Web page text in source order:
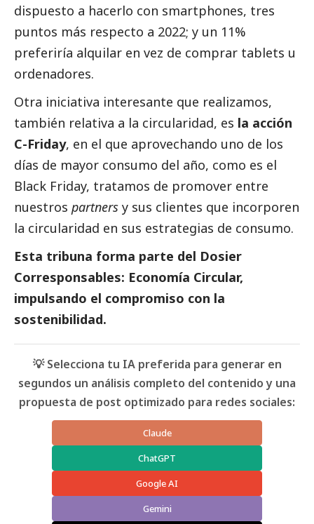
dispuesto a hacerlo con smartphones, tres
puntos más respecto a 2022; y un 11%
preferiría alquilar en vez de comprar tablets u
ordenadores.
Otra iniciativa interesante que realizamos,
también relativa a la circularidad, es la acción
C-Friday, en el que aprovechando uno de los
días de mayor consumo del año, como es el
Black Friday, tratamos de promover entre
nuestros partners y sus clientes que incorporen
la circularidad en sus estrategias de consumo.
Esta tribuna forma parte del Dosier
Corresponsables: Economía Circular,
impulsando el compromiso con la
sostenibilidad.
💡 Selecciona tu IA preferida para generar en
segundos un análisis completo del contenido y una
propuesta de post optimizado para redes sociales:
Claude
ChatGPT
Google AI
Gemini